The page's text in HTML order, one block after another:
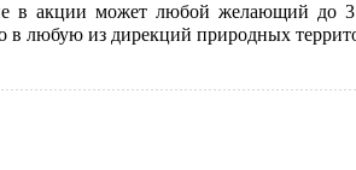
в акции может любой желающий до
в любую из дирекций природных